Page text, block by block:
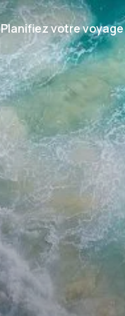
Planifiez votre voyage